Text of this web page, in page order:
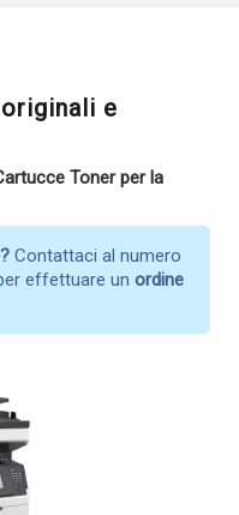
e
Toner per la
Contattaci al numero
effettuare un ordine